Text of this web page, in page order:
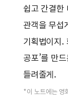
쉽고 간결한
관객을 무섭
기획법이지.
공포’를 만
들려줄게.
*이 노트에는 영